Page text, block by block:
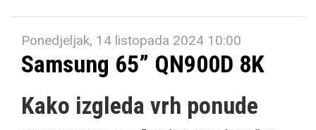
Ponedjeljak, 14 listopada 2024 10:00
Samsung 65” QN900D 8K
Kako izgleda vrh ponude